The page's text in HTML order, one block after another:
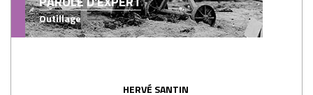
Outillage
HERVÉ SANTIN